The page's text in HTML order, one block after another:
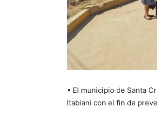
• El municipio de Santa
Itabiani con el fin de